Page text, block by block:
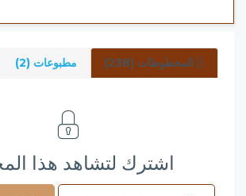
المخطوطات (238) مطبوعات (2)
اشترك لتشاهد هذا